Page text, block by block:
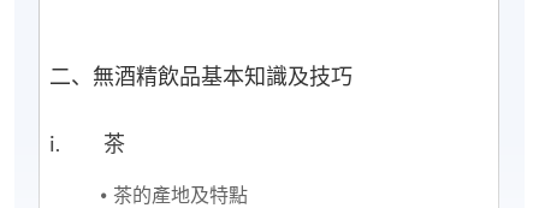
二、無酒精飲品基本知識及技巧
i. 茶
茶的產地及特點